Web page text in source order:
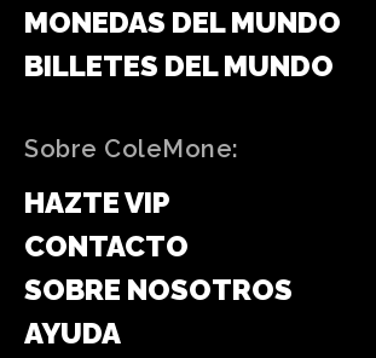
MONEDAS DEL MUNDO
BILLETES DEL MUNDO
Sobre ColeMone:
HAZTE VIP
CONTACTO
SOBRE NOSOTROS
AYUDA